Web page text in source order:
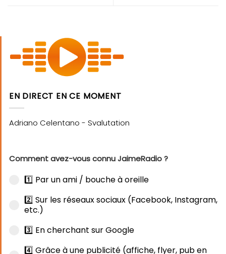
EN DIRECT EN CE MOMENT
Comment avez-vous connu JaimeRadio ?
1️⃣ Par un ami / bouche à oreille
2️⃣ Sur les réseaux sociaux (Facebook, Instagram,
etc.)
3️⃣ En cherchant sur Google
4️⃣ Grâce à une publicité (affiche, flyer, pub en